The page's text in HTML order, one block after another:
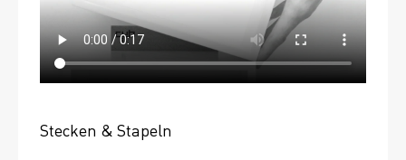
Stecken & Stapeln